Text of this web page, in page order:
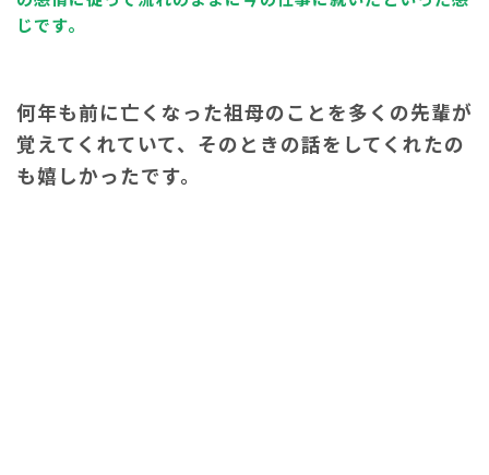
じです。
何年も前に亡くなった祖母のことを多くの先輩が
覚えてくれていて、 そのときの話をしてくれたの
も嬉しかったです。